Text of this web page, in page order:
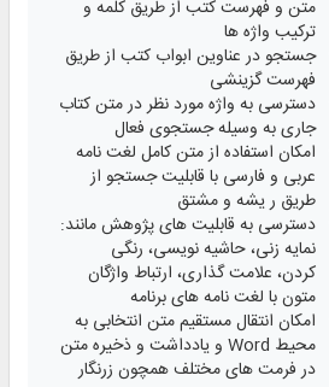
متن و فهرست کتب از طریق کلمه و
ترکیب واژه ها
جستجو در عناوین ابواب کتب از طریق
فهرست گزینشی
دسترسی به واژه مورد نظر در متن کتاب
جاری به وسیله جستجوی فعال
امکان استفاده از متن کامل لغت نامه
عربی و فارسی با قابلیت جستجو از
طریق ر یشه و مشتق
دسترسی به قابلیت های پژوهش مانند:
نمایه زنی، حاشیه نویسی، رنگی
کردن، علامت گذاری، ارتباط واژگان
متون با لغت نامه های برنامه
امکان انتقال مستقیم متن انتخابی به
محیط Word و یادداشت و ذخیره متن
در فرمت های مختلف همچون زرنگار